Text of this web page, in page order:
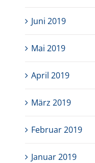
Juni 2019
Mai 2019
April 2019
März 2019
Februar 2019
Januar 2019